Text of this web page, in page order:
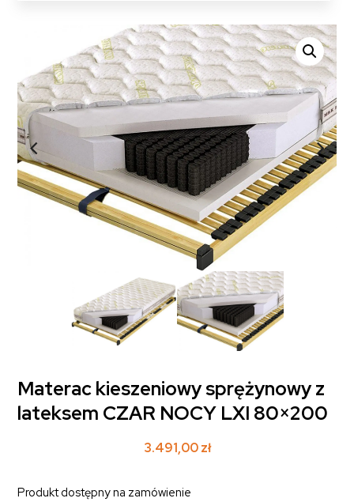
Materac kieszeniowy sprężynowy z
lateksem CZAR NOCY LXI 80×200
3.491,00zł
Produkt dostępny na zamówienie